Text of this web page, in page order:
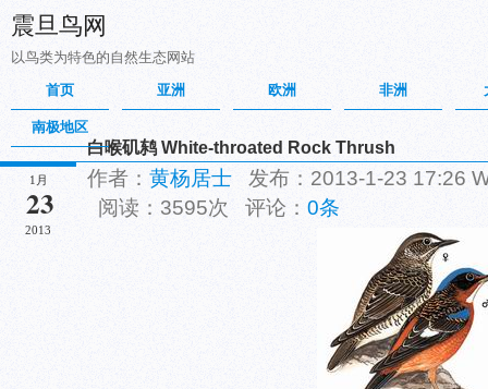
震旦鸟网
以鸟类为特色的自然生态网站
首页
亚洲 欧洲 非洲
南极地区
1月
23
2013
白喉矶鸫 White-throated Rock Thrush
作者： 黄杨居士 发布：2013-1-23 17:26
阅读：3595次 评论： 0条